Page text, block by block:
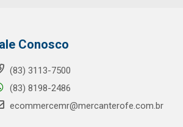
Conosco
(83) 3113-7500
(83) 8198-2486
ecommercemr@mercanterofe.com.br